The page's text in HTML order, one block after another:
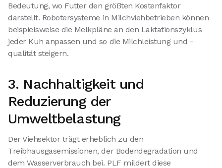
Bedeutung, wo Futter den größten Kostenfaktor
darstellt. Robotersysteme in Milchviehbetrieben können
beispielsweise die Melkpläne an den Laktationszyklus
jeder Kuh anpassen und so die Milchleistung und -
qualität steigern.
3. Nachhaltigkeit und
Reduzierung der
Umweltbelastung
Der Viehsektor trägt erheblich zu den
Treibhausgasemissionen, der Bodendegradation und
dem Wasserverbrauch bei. PLF mildert diese